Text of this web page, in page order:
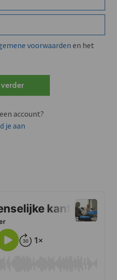
voorwaarden en het
verder
account?
je aan